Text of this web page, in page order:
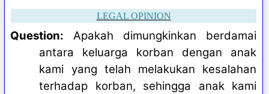
LEGAL OPINION
Question:
Apakah dimungkinkan berdamai
antara keluarga korban dengan anak
kami yang telah melakukan kesalahan
terhadap korban, sehingga anak kami